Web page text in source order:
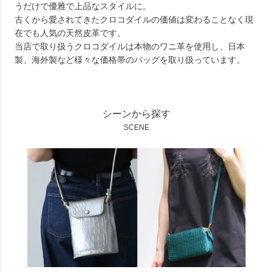
うだけで優雅で上品なスタイルに。
古くから愛されてきたクロコダイルの価値は変わることなく現
在でも人気の天然皮革です。
当店で取り扱うクロコダイルは本物のワニ革を使用し、日本
製、海外製など様々な価格帯のバッグを取り扱っています。
シーンから探す
SCENE